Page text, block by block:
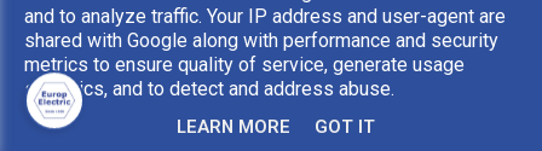
Copyright © 2026 Europ Electric. All rights reserved. |
Cookies|UP-TO-DATE WebDesign
and to analyze traffic. Your IP address and user-agent are
shared with Google along with performance and security
metrics to ensure quality of service, generate usage
statistics, and to detect and address abuse.
LEARN MORE GOT IT